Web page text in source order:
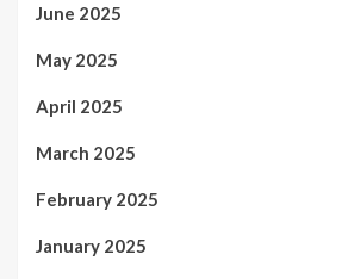
June 2025
May 2025
April 2025
March 2025
February 2025
January 2025